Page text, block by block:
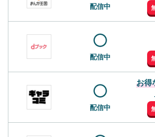
配信中
配信中
配信中
お得